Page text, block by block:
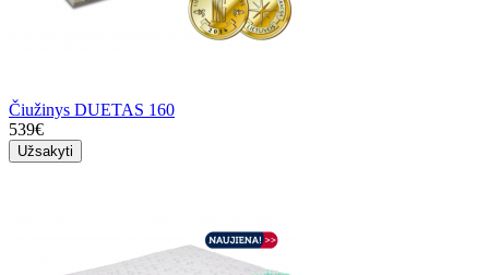
Čiužinys DUETAS 160
539€
Užsakyti